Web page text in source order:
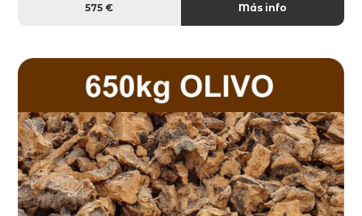
575 € Más info